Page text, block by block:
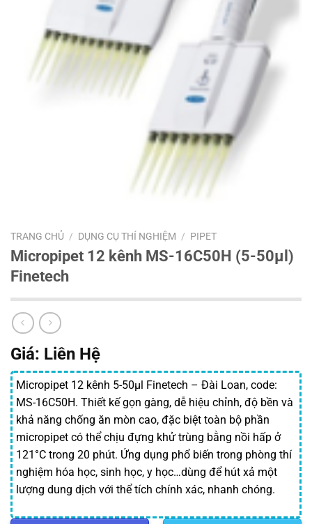
TRANG CHỦ / DỤNG CỤ THÍ NGHIỆM / PIPET
Micropipet 12 kênh MS-16C50H (5-50μl)
Finetech
Giá: Liên Hệ
Micropipet 12 kênh 5-50μl Finetech – Đài Loan, code:
MS-16C50H. Thiết kế gọn gàng, dễ hiệu chỉnh, độ bền và
khả năng chống ăn mòn cao, đặc biệt toàn bộ phần
micropipet có thể chịu đựng khử trùng bằng nồi hấp ở
121°C trong 20 phút. Ứng dụng phổ biến trong phòng thí
nghiệm hóa học, sinh học, y học…dùng để hút xả một
lượng dung dịch với thể tích chính xác, nhanh chóng.